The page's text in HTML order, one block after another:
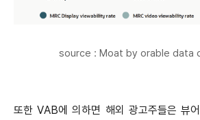
source : Moat by orable data
또한 VAB에 의하면 해외 광고주들은 뷰